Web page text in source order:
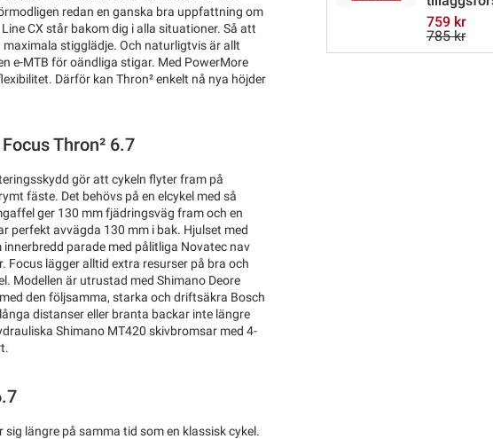
redan en ganska bra uppfattning om
CX står bakom dig i alla situationer. Så att
stigglädje. Och naturligtvis är allt
e-MTB för oändliga stigar. Med PowerMore
Därför kan Thron² enkelt nå nya höjder
Thron² 6.7
gör att cykeln flyter fram på
fäste. Det behövs på en elcykel med så
ger 130 mm fjädringsväg fram och en
perfekt avvägda 130 mm i bak. Hjulset med
parade med pålitliga Novatec nav
lägger alltid extra resurser på bra och
Modellen är utrustad med Shimano Deore
den följsamma, starka och driftsäkra Bosch
distanser eller branta backar inte längre
Shimano MT420 skivbromsar med 4-
längre på samma tid som en klassisk cykel.
759 kr
785 kr